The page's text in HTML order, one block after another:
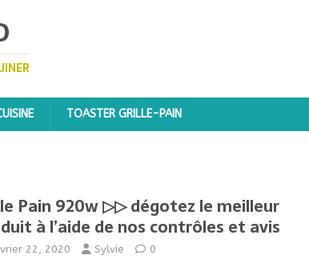
TOASTER GRILLE-PAIN
Pain 920w ▷▷ dégotez le meilleur
à l’aide de nos contrôles et avis
22, 2020 Sylvie 0